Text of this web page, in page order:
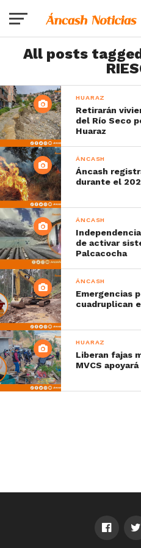
All posts tagged
HUARAZ
Retirarán
del Río Seco
Huaraz
ÁNCASH
Áncash
durante el
ÁNCASH
de activar
Palcacocha
ÁNCASH
Emergencias
cuadruplican
HUARAZ
Liberan fajas
MVCS